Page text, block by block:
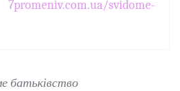
7promeniv.com.ua/svidome-
батьківство